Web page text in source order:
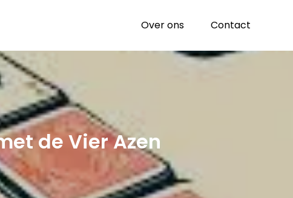
Over ons Contact
de Vier Azen